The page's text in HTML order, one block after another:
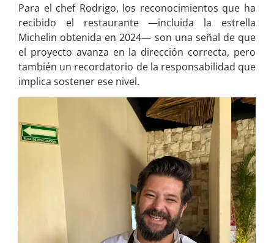
Para el chef Rodrigo, los reconocimientos que ha
recibido el restaurante —incluida la estrella
Michelin obtenida en 2024— son una señal de que
el proyecto avanza en la dirección correcta, pero
también un recordatorio de la responsabilidad que
implica sostener ese nivel.